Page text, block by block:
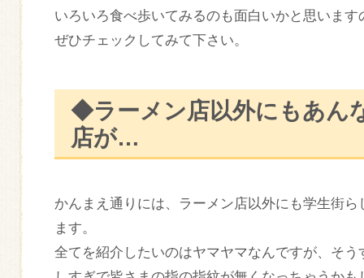
いろいろ食べ歩いてみるのも面白いかと思いま
ぜひチェックしてみて下さい。
◆ラーメン店以外にもあん
店が…
かんまえ通りには、ラーメン店以外にも学生街
ます。
全てを紹介したいのはヤマヤマなんですが、そ